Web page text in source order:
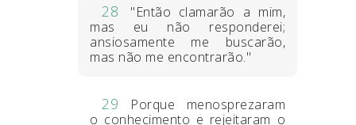
28
"Então clamarão a mim,
mas eu não responderei;
ansiosamente me buscarão,
mas não me encontrarão."
29
Porque menosprezaram
o conhecimento e rejeitaram o